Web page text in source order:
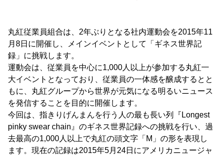
丸紅従業員組合は、2年ぶりとなる社内運動会を2015年11
月8日に開催し、メインイベントとして「ギネス世界記
録」に挑戦します。
運動会は、従業員を中心に1,000人以上が参加する丸紅一
大イベントとなっており、従業員の一体感を醸成するとと
もに、丸紅グループから世界が元気になる明るいニュース
を発信することを目的に開催します。
今回は、指きりげんまんを行う人の最も長い列『Longest
pinky swear chain』のギネス世界記録への挑戦を行い、過
去最高の1,000人以上で丸紅の頭文字「M」の形を表現し
ます。現在の記録は2015年5月24日にアメリカニュージャ